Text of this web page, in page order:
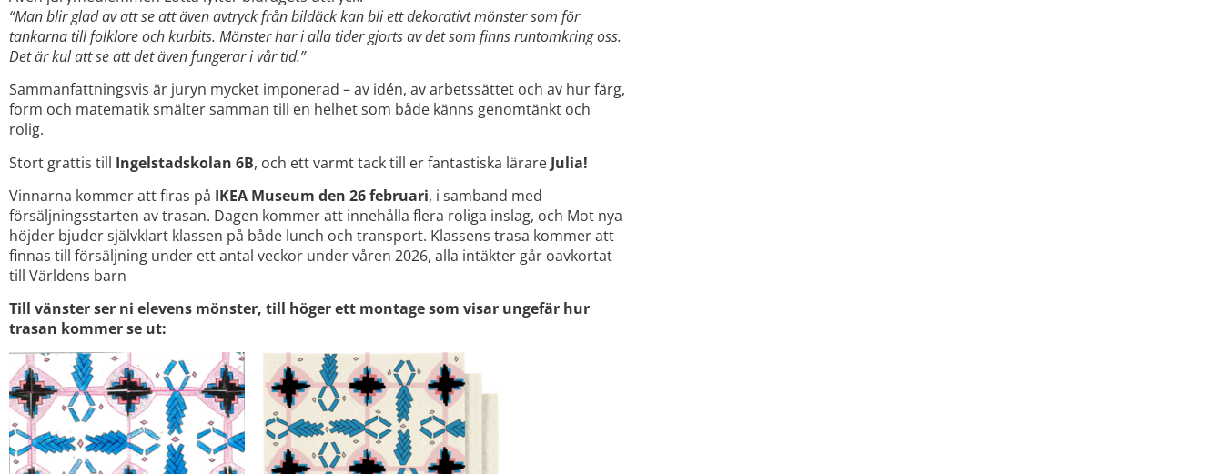
“Man blir glad av att se att även avtryck från bildäck kan bli ett dekorativt mönster som för
tankarna till folklore och kurbits. Mönster har i alla tider gjorts av det som finns runtomkring oss.
Det är kul att se att det även fungerar i vår tid.”
Sammanfattningsvis är juryn mycket imponerad – av idén, av arbetssättet och av hur färg,
form och matematik smälter samman till en helhet som både känns genomtänkt och
rolig.
Stort grattis till Ingelstadskolan 6B, och ett varmt tack till er fantastiska lärare Julia!
Vinnarna kommer att firas på IKEA Museum den 26 februari, i samband med
försäljningsstarten av trasan. Dagen kommer att innehålla flera roliga inslag, och Mot nya
höjder bjuder självklart klassen på både lunch och transport. Klassens trasa kommer att
finnas till försäljning under ett antal veckor under våren 2026, alla intäkter går oavkortat
till Världens barn
Till vänster ser ni elevens mönster, till höger ett montage som visar ungefär hur
trasan kommer se ut: